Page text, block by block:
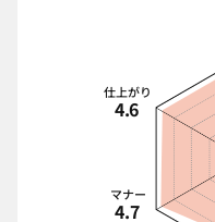
マナー
4.7
仕上がり
4.6